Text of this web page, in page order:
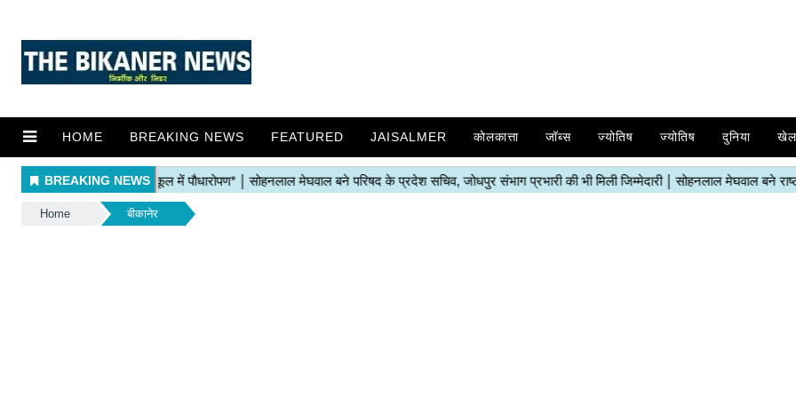
HOME BREAKING NEWS FEATURED JAISALMER कोलकात्ता जॉब्स ज्योतिष ज्योतिष दुनिया खेल
Home बीकानेर